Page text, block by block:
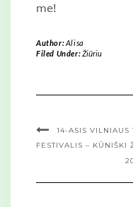
me!
Author:Alisa
Filed Under:Žiūriu
14-ASIS VILNIAUS
FESTIVALIS – KŪNIŠKI